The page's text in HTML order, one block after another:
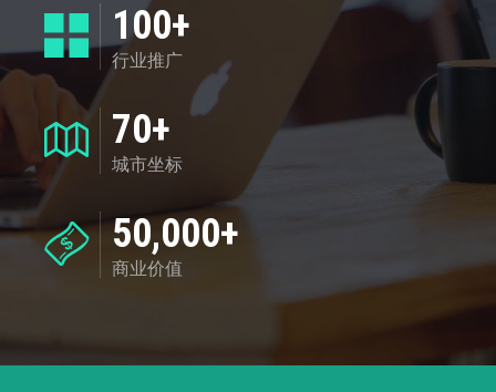
100+
行业推广
70+
城市坐标
50,000+
商业价值